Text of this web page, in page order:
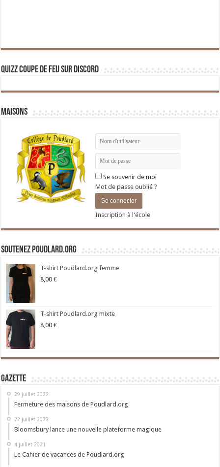
Quizz Coupe de Feu sur Discord
Maisons
Se souvenir de moi
Mot de passe oublié ?
Inscription à l'école
Soutenez Poudlard.org
T-shirt Poudlard.org femme
8,00 €
T-shirt Poudlard.org mixte
8,00 €
Gazette
29 juillet 2022
Fermeture des maisons de Poudlard.org
22 juillet 2022
Bloomsbury lance une nouvelle plateforme magique
4 juillet 2021
Le Cahier de vacances de Poudlard.org